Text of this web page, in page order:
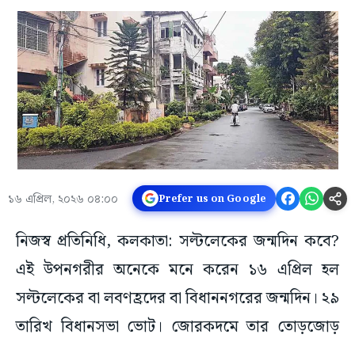
১৬ এপ্রিল, ২০২৬ ০৪:০০ Prefer us on Google
নিজস্ব প্রতিনিধি, কলকাতা: সল্টলেকের জন্মদিন কবে?
এই উপনগরীর অনেকে মনে করেন ১৬ এপ্রিল হল
সল্টলেকের বা লবণহ্রদের বা বিধাননগরের জন্মদিন। ২৯
তারিখ বিধানসভা ভোট। জোরকদমে তার তোড়জোড়